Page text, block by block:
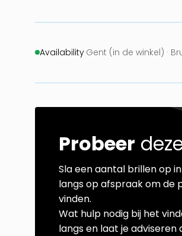
Availability·Gent (in de winkel) ·
Probeer
Sla een aantal brillen op
langs op afspraak om de
vinden.
Wat hulp nodig bij het
langs en laat je adviseren